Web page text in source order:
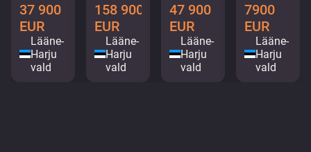
37 900
EUR
Lääne-
Harju
vald
158 900
EUR
Lääne-
Harju
vald
47 900
EUR
Lääne-
Harju
vald
7900
EUR
Lääne-
Harju
vald